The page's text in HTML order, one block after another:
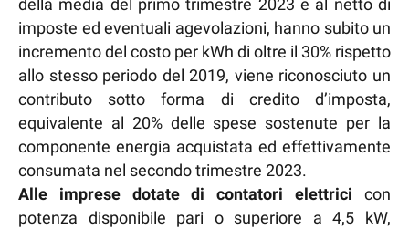
della media del primo trimestre 2023 e al netto di
imposte ed eventuali agevolazioni, hanno subito un
incremento del costo per kWh di oltre il 30% rispetto
allo stesso periodo del 2019, viene riconosciuto un
contributo sotto forma di credito d’imposta,
equivalente al 20% delle spese sostenute per la
componente energia acquistata ed effettivamente
consumata nel secondo trimestre 2023.
Alle imprese dotate di contatori elettrici con
potenza disponibile pari o superiore a 4,5 kW,